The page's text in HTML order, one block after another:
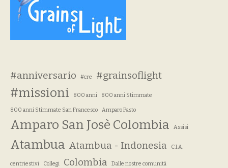
#anniversario #cre #grainsoflight
#missioni 800 anni 800 anni Stimmate
800 anni Stimmate San Francesco Amparo Pasto
Amparo San Josè Colombia Assisi
Atambua Atambua - Indonesia C.I.A.
centriestivi Collegi Colombia
Dalle nostre comunità